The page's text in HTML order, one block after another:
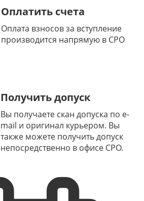
Оплатить счета
Оплата взносов за вступление
производится напрямую в СРО
Получить допуск
Вы получаете скан допуска по e-
mail и оригинал курьером. Вы
также можете получить допуск
непосредственно в офисе СРО.